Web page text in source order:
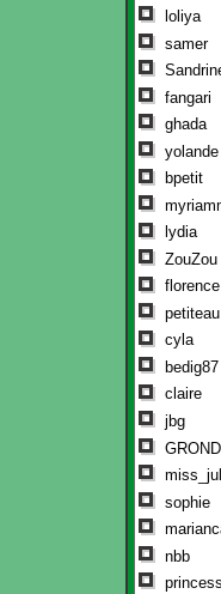
loliya
samer
fangari
ghada
yolande
bpetit
lydia
ZouZou
florence
petiteau
cyla
bedig87
claire
jbg
sophie
nbb